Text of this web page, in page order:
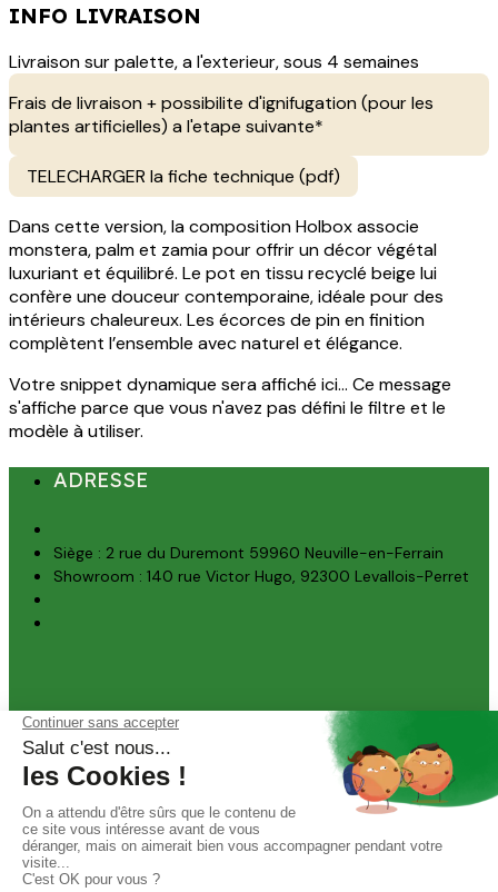
INFO LIVRAISON
Livraison sur palette, a l'exterieur, sous 4 semaines
Frais de livraison + possibilite d'ignifugation (pour les
plantes artificielles) a l'etape suivante*
TELECHARGER la fiche technique (pdf)
Dans cette version, la composition Holbox associe
monstera, palm et zamia pour offrir un décor végétal
luxuriant et équilibré. Le pot en tissu recyclé beige lui
confère une douceur contemporaine, idéale pour des
intérieurs chaleureux. Les écorces de pin en finition
complètent l’ensemble avec naturel et élégance.
Votre snippet dynamique sera affiché ici... Ce message
s'affiche parce que vous n'avez pas défini le filtre et le
modèle à utiliser.
ADRESSE
Siège : 2 rue du Duremont 59960 Neuville-en-Ferrain
Showroom : 140 rue Victor Hugo, 92300 Levallois-Perret